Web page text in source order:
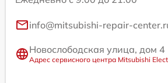
info@mitsubishi-repair-
Новослободская улица, дом 4
Адрес сервисного центра Mitsubishi